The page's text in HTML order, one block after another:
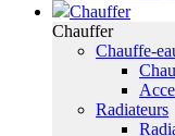
Chauffer
Chauffer
Chauffe-
Radiateurs